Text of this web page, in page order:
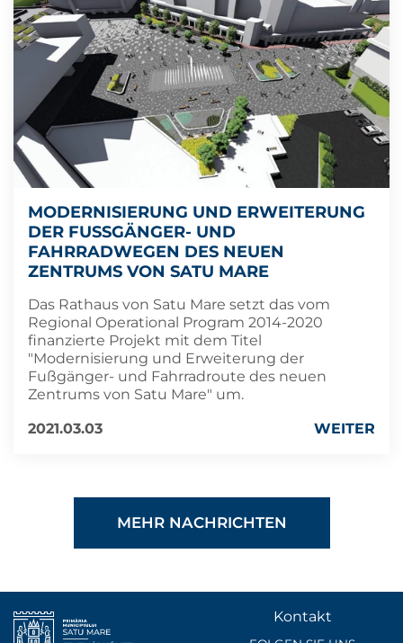
MODERNISIERUNG UND ERWEITERUNG
DER FUSSGÄNGER- UND F
AHRRADWEGEN DES NEUEN Z
ENTRUMS VON SATU MARE
Das Rathaus von Satu Mare setzt das vom
Regional Operational Program 2014-2020
finanzierte Projekt mit dem Titel
"Modernisierung und Erweiterung der
Fußgänger- und Fahrradroute des neuen
Zentrums von Satu Mare" um.
2021.03.03
WEITER
MEHR NACHRICHTEN
Kontakt